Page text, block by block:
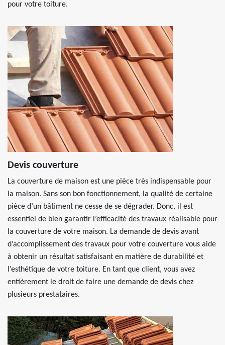
pour votre toiture.
Devis couverture
La couverture de maison est une pièce très indispensable pour
la maison. Sans son bon fonctionnement, la qualité de certaine
pièce d’un bâtiment ne cesse de se dégrader. Donc, il est
essentiel de bien garantir l’efficacité des travaux réalisable pour
la couverture de votre maison. La demande de devis avant
d’accomplissement des travaux pour votre couverture vous aide
à obtenir un résultat satisfaisant en matière de durabilité et
l’esthétique de votre toiture. En tant que client, vous avez
entièrement le droit de faire une demande de devis chez
plusieurs prestataires.